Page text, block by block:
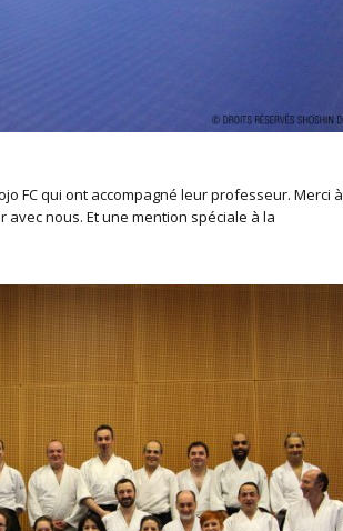
FC qui ont accompagné leur professeur. Merci à
nous. Et une mention spéciale à la